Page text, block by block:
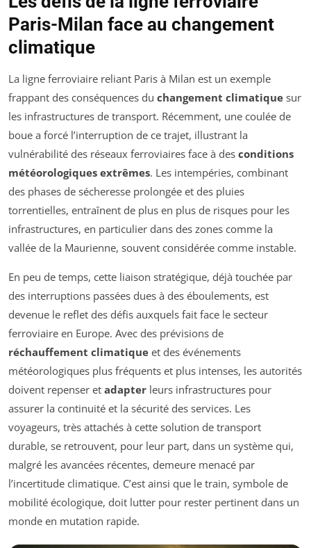
Paris-Milan face au changement
climatique
La ligne ferroviaire reliant Paris à Milan est un exemple
frappant des conséquences du changement climatique sur
les infrastructures de transport. Récemment, une coulée de
boue a forcé l’interruption de ce trajet, illustrant la
vulnérabilité des réseaux ferroviaires face à des conditions
météorologiques extrêmes. Les intempéries, combinant
des phases de sécheresse prolongée et des pluies
torrentielles, entraînent de plus en plus de risques pour les
infrastructures, en particulier dans des zones comme la
vallée de la Maurienne, souvent considérée comme instable.
En peu de temps, cette liaison stratégique, déjà touchée par
des interruptions passées dues à des éboulements, est
devenue le reflet des défis auxquels fait face le secteur
ferroviaire en Europe. Avec des prévisions de
réchauffement climatique et des événements
météorologiques plus fréquents et plus intenses, les autorités
doivent repenser et adapter leurs infrastructures pour
assurer la continuité et la sécurité des services. Les
voyageurs, très attachés à cette solution de transport
durable, se retrouvent, pour leur part, dans un système qui,
malgré les avancées récentes, demeure menacé par
l’incertitude climatique. C’est ainsi que le train, symbole de
mobilité écologique, doit lutter pour rester pertinent dans un
monde en mutation rapide.